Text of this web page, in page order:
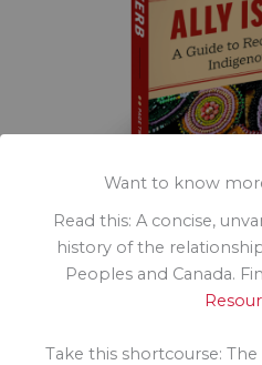
Want to know
Read this: A concise,
history of the
Peoples and Canada.
Take this shortcourse: The
Bestseller du Globe and Mail,
Le best-seller du Toronto Star,
Amazon Business Diversity
Indigo : la solution la plus
Allié est un verbe